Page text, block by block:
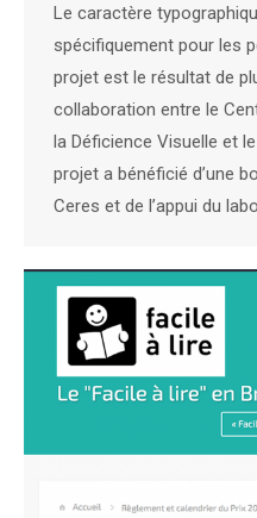
Le caractère
spécifiquement pour les
projet est le résultat de
collaboration entre le
la Déficience Visuelle et
projet a bénéficié d’une
Ceres et de l’appui du